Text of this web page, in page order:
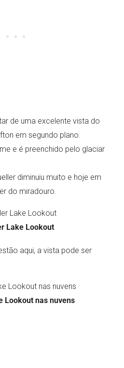
de uma excelente vista do
em segundo plano.
e é preenchido pelo glaciar
diminuiu muito e hoje em
do miradouro.
Lake Lookout
aqui, a vista pode ser
Lookout nas nuvens